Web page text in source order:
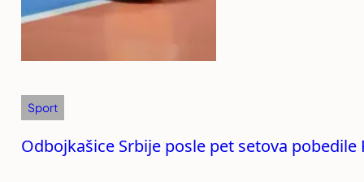
Sport
Odbojkašice Srbije posle pet setova